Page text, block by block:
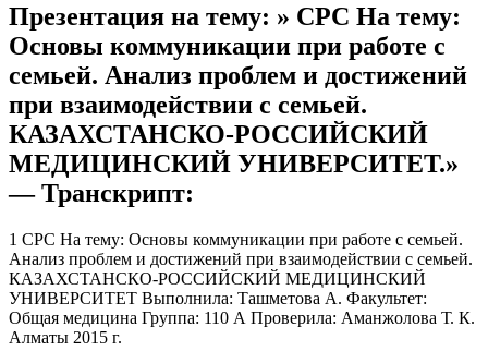
Презентация на тему: » СРС На тему:
Основы коммуникации при работе с
семьей. Анализ проблем и достижений
при взаимодействии с семьей.
КАЗАХСТАНСКО-РОССИЙСКИЙ
МЕДИЦИНСКИЙ УНИВЕРСИТЕТ.»
— Транскрипт:
1 СРС На тему: Основы коммуникации при работе с семьей.
Анализ проблем и достижений при взаимодействии с семьей.
КАЗАХСТАНСКО-РОССИЙСКИЙ МЕДИЦИНСКИЙ
УНИВЕРСИТЕТ Выполнила: Ташметова А. Факультет:
Общая медицина Группа: 110 А Проверила: Аманжолова Т. К.
Алматы 2015 г.